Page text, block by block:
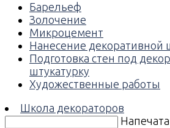
Барельеф
Золочение
Микроцемент
Нанесение декоративной
Подготовка стен под
штукатурку
Художественные работы
Школа декораторов